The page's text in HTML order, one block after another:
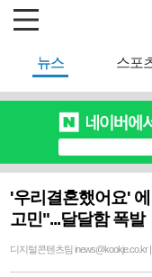
뉴스 스포
'우리결혼했어요'
고민"...달달함 폭발
디지털콘텐츠팀 inews@kookje.co.kr |